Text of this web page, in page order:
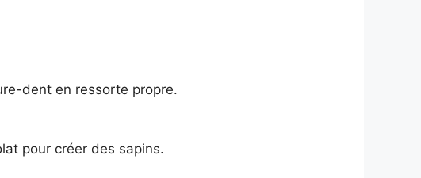
dent en ressorte propre.
pour créer des sapins.